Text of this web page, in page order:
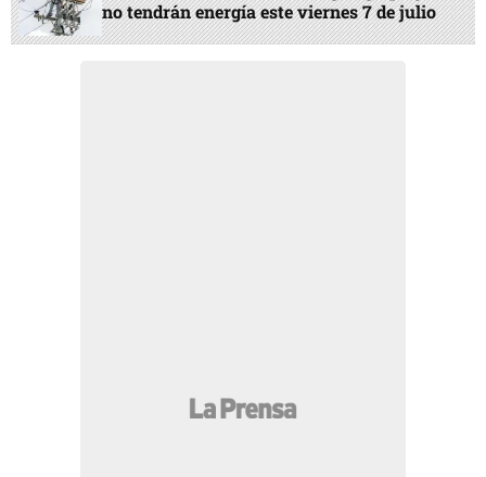
no tendrán energía este viernes 7 de julio